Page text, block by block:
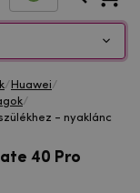
/ Huawei/
/
- nyaklánc
40 Pro